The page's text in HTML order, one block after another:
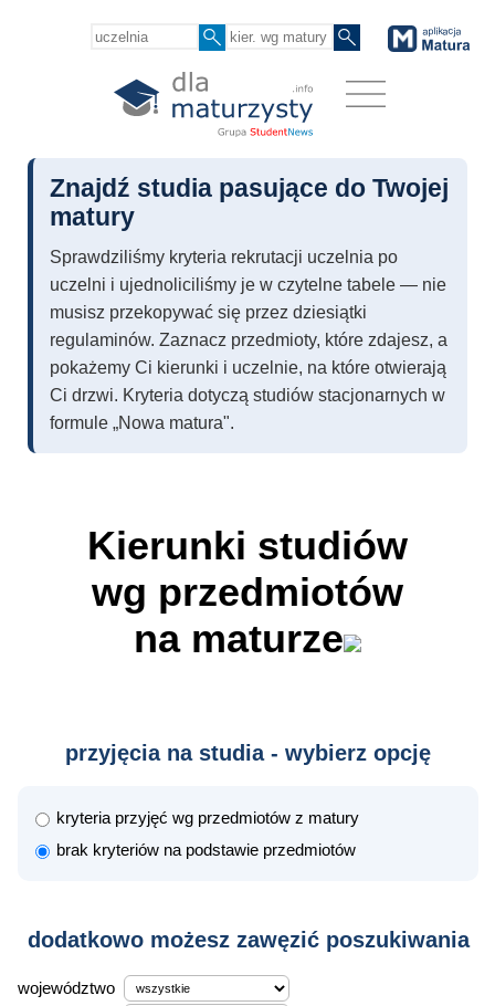
Znajdź studia pasujące do Twojej
matury
Sprawdziliśmy kryteria rekrutacji uczelnia po
uczelni i ujednoliciliśmy je w czytelne tabele — nie
musisz przekopywać się przez dziesiątki
regulaminów. Zaznacz przedmioty, które zdajesz, a
pokażemy Ci kierunki i uczelnie, na które otwierają
Ci drzwi. Kryteria dotyczą studiów stacjonarnych w
formule „Nowa matura".
Kierunki studiów
wg przedmiotów
na maturze
przyjęcia na studia - wybierz opcję
kryteria przyjęć wg przedmiotów z matury
brak kryteriów na podstawie przedmiotów
dodatkowo możesz zawęzić poszukiwania
województwo